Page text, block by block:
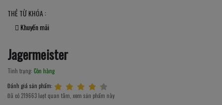
THẺ TỪ KHÓA :
Khuyến mãi
Jagermeister
Tình trạng: Còn hàng
Đánh giá sản phẩm:
Đã có 219663 lượt quan tâm, xem sản phẩm này